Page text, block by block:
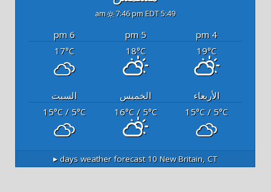
5:49 am
7:46 pm EDT
4 pm
5 pm
6 pm
19°C
18°C
17°C
الأربعاء الخميس
السبت
15°C / 5°C
16°C/ 5°C
15°C/ 5°C
New Britain, CT